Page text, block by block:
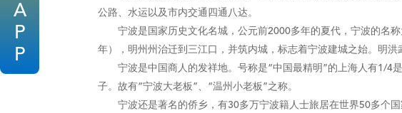
A
P
P
公路、水运以及市内交通四通八达。
宁波是国家历史文化名城，公元前2000多年的夏代，宁波的名称
年），明州州治迁到三江口，并筑内城，标志着宁波建城之始。明
宁波是中国商人的发祥地。号称是“中国最精明”的上海人有1/4是
子。故有“宁波大老板”、“温州小老板”之称。
宁波还是著名的侨乡，有30多万宁波籍人士旅居在世界50多个国